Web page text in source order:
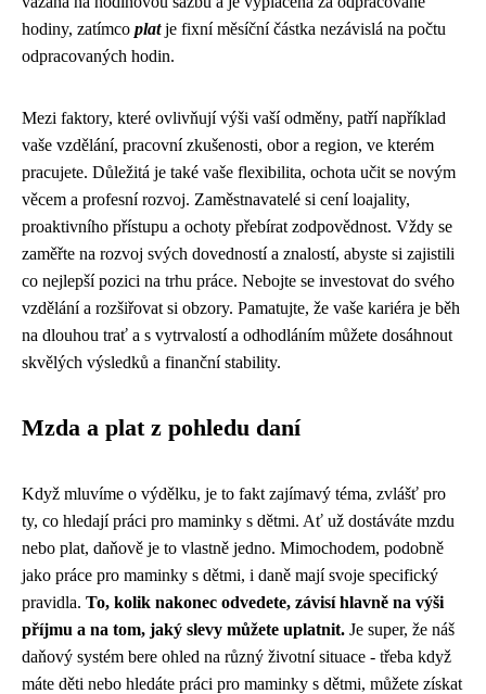
hodiny, zatímco platje fixní měsíční částka nezávislá na počtu
odpracovaných hodin.
Mezi faktory, které ovlivňují výši vaší odměny, patří například
vaše vzdělání, pracovní zkušenosti, obor a region, ve kterém
pracujete. Důležitá je také vaše flexibilita, ochota učit se novým
věcem a profesní rozvoj. Zaměstnavatelé si cení loajality,
proaktivního přístupu a ochoty přebírat zodpovědnost. Vždy se
zaměřte na rozvoj svých dovedností a znalostí, abyste si zajistili
co nejlepší pozici na trhu práce. Nebojte se investovat do svého
vzdělání a rozšiřovat si obzory. Pamatujte, že vaše kariéra je běh
na dlouhou trať a s vytrvalostí a odhodláním můžete dosáhnout
skvělých výsledků a finanční stability.
Mzda a plat z pohledu daní
Když mluvíme o výdělku, je to fakt zajímavý téma, zvlášť pro
ty, co hledají práci pro maminky s dětmi. Ať už dostáváte mzdu
nebo plat, daňově je to vlastně jedno. Mimochodem, podobně
jako práce pro maminky s dětmi, i daně mají svoje specifický
pravidla. To, kolik nakonec odvedete, závisí hlavně na výši
příjmu a na tom, jaký slevy můžete uplatnit. Je super, že náš
daňový systém bere ohled na různý životní situace - třeba když
máte děti nebo hledáte práci pro maminky s dětmi, můžete získat